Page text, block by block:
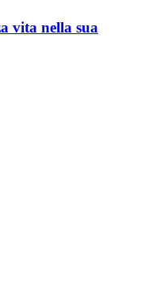
vita nella sua